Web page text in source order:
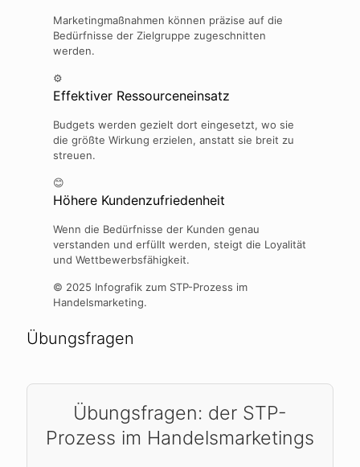
Marketingmaßnahmen können präzise auf die
Bedürfnisse der Zielgruppe zugeschnitten
werden.
⚙️
Effektiver Ressourceneinsatz
Budgets werden gezielt dort eingesetzt, wo sie
die größte Wirkung erzielen, anstatt sie breit zu
streuen.
😊
Höhere Kundenzufriedenheit
Wenn die Bedürfnisse der Kunden genau
verstanden und erfüllt werden, steigt die Loyalität
und Wettbewerbsfähigkeit.
© 2025 Infografik zum STP-Prozess im
Handelsmarketing.
Übungsfragen
Übungsfragen: der STP-
Prozess im Handelsmarketings